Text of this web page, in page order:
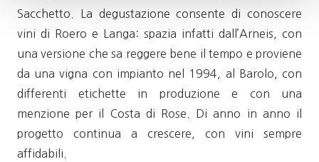
Sacchetto. La degustazione consente di conoscere
vini di Roero e Langa: spazia infatti dall’Arneis, con
una versione che sa reggere bene il tempo e proviene
da una vigna con impianto nel 1994, al Barolo, con
differenti etichette in produzione e con una
menzione per il Costa di Rose. Di anno in anno il
progetto continua a crescere, con vini sempre
affidabili.